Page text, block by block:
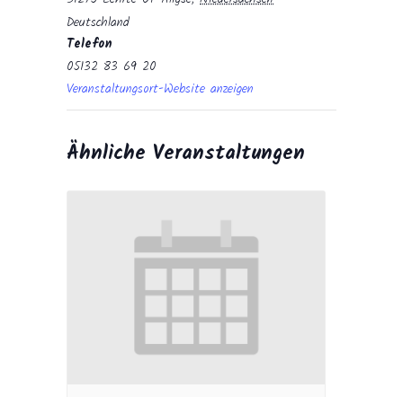
Deutschland
Telefon
05132 83 69 20
Veranstaltungsort-Website anzeigen
Ähnliche Veranstaltungen